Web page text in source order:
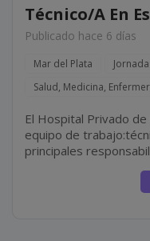
Técnico/A En
Publicado hace 6 días
Mar del Plata
Salud, Medicina,
El Hospital Privado
equipo de trabajo:técnico/a
principales
esterilizadoras
esterilizaciones